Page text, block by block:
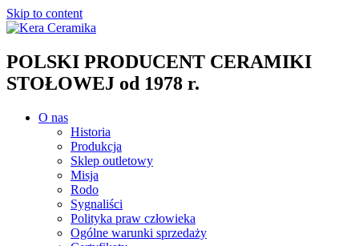
Skip to content
POLSKI PRODUCENT CERAMIKI
STOŁOWEJ od 1978 r.
O nas
Historia
Produkcja
Sklep outletowy
Misja
Rodo
Sygnaliści
Polityka praw człowieka
Ogólne warunki sprzedaży